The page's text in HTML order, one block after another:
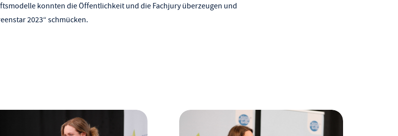
konnten die Öffentlichkeit und die Fachjury überzeugen und
2023“ schmücken.